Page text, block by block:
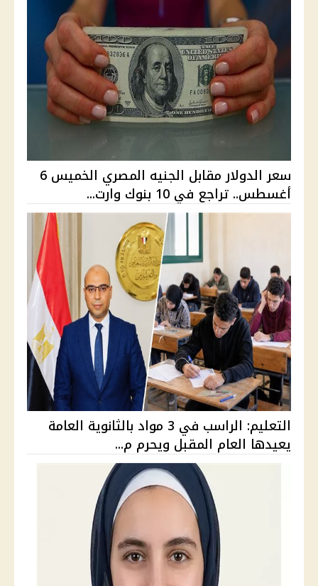
سعر الدولار مقابل الجنيه المصري الخميس 6
أغسطس.. تراجع في 10 بنوك وارت...
التعليم: الراسب في 3 مواد بالثانوية العامة
يعيدها العام المقبل ويحرم م...